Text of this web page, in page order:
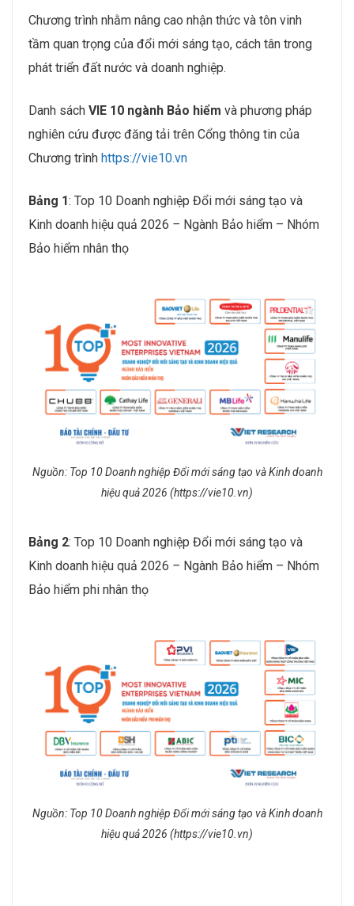
Chương trình nhằm nâng cao nhận thức và tôn vinh
tầm quan trọng của đổi mới sáng tạo, cách tân trong
phát triển đất nước và doanh nghiệp.
Danh sách VIE 10 ngành Bảo hiểm và phương pháp
nghiên cứu được đăng tải trên Cổng thông tin của
Chương trình https://vie10.vn
Bảng 1: Top 10 Doanh nghiệp Đổi mới sáng tạo và
Kinh doanh hiệu quả 2026 – Ngành Bảo hiểm – Nhóm
Bảo hiểm nhân thọ
Nguồn: Top 10 Doanh nghiệp Đổi mới sáng tạo và Kinh doanh
hiệu quả 2026 (https://vie10.vn)
Bảng 2: Top 10 Doanh nghiệp Đổi mới sáng tạo và
Kinh doanh hiệu quả 2026 – Ngành Bảo hiểm – Nhóm
Bảo hiểm phi nhân thọ
Nguồn: Top 10 Doanh nghiệp Đổi mới sáng tạo và Kinh doanh
hiệu quả 2026 (https://vie10.vn)